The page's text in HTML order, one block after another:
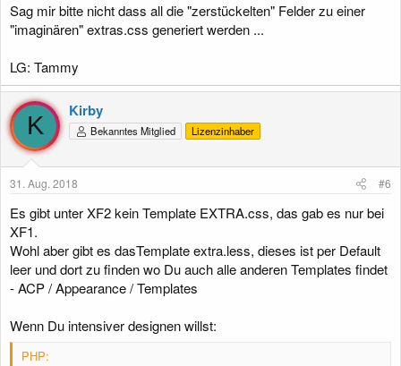
Sag mir bitte nicht dass all die "zerstückelten" Felder zu einer
"imaginären" extras.css generiert werden ...
LG: Tammy
K
Kirby
Bekanntes Mitglied Lizenzinhaber
31. Aug. 2018 #6
Es gibt unter XF2 kein Template EXTRA.css, das gab es nur bei
XF1.
Wohl aber gibt es dasTemplate extra.less, dieses ist per Default
leer und dort zu finden wo Du auch alle anderen Templates findet
- ACP / Appearance / Templates
Wenn Du intensiver designen willst:
PHP: